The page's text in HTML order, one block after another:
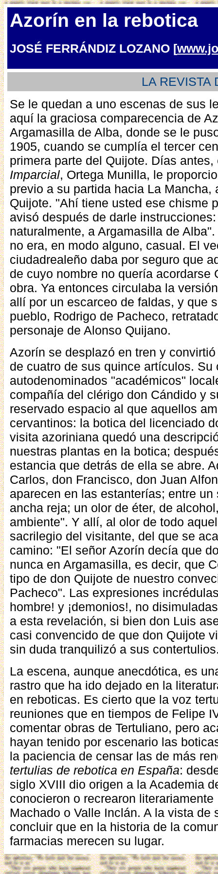
Azorín en la rebotica
JOSÉ FERRÁNDIZ LOZANO [
LA REVISTA
Se le quedan a uno escenas de sus
aquí la graciosa comparecencia de
Argamasilla de Alba, donde se le
1905, cuando se cumplía el tercer
primera parte del Quijote. Días
Imparcial, Ortega Munilla, le
previo a su partida hacia La Mancha,
Quijote. "Ahí tiene usted ese chisme
avisó después de darle
naturalmente, a Argamasilla de
no era, en modo alguno, casual. El
ciudadrealeño daba por seguro que
de cuyo nombre no quería acordarse
obra. Ya entonces circulaba la
allí por un escarceo de faldas, y que
pueblo, Rodrigo de Pacheco,
personaje de Alonso Quijano.
Azorín se desplazó en tren y
de cuatro de sus quince artículos. Su
autodenominados "académicos"
compañía del clérigo don Cándido y
reservado espacio al que aquellos
cervantinos: la botica del licenciado
visita azoriniana quedó una
nuestras plantas en la botica;
estancia que detrás de ella se abre.
Carlos, don Francisco, don Juan
aparecen en las estanterías; entre
ancha reja; un olor de éter, de
ambiente". Y allí, al olor de todo
sacrilegio del visitante, del que se
camino: "El señor Azorín decía que
nunca en Argamasilla, es decir, que
tipo de don Quijote de nuestro
Pacheco". Las expresiones
hombre! y ¡demonios!, no
a esta revelación, si bien don Luis
casi convencido de que don Quijote
sin duda tranquilizó a sus
La escena, aunque anecdótica, es
rastro que ha ido dejado en la
en reboticas. Es cierto que la voz
reuniones que en tiempos de Felipe
comentar obras de Tertuliano, pero
hayan tenido por escenario las
la paciencia de censar las de más
tertulias de rebotica en España:
siglo XVIII dio origen a la Academia
conocieron o recrearon
Machado o Valle Inclán. A la vista
concluir que en la historia de la
farmacias merecen su lugar.